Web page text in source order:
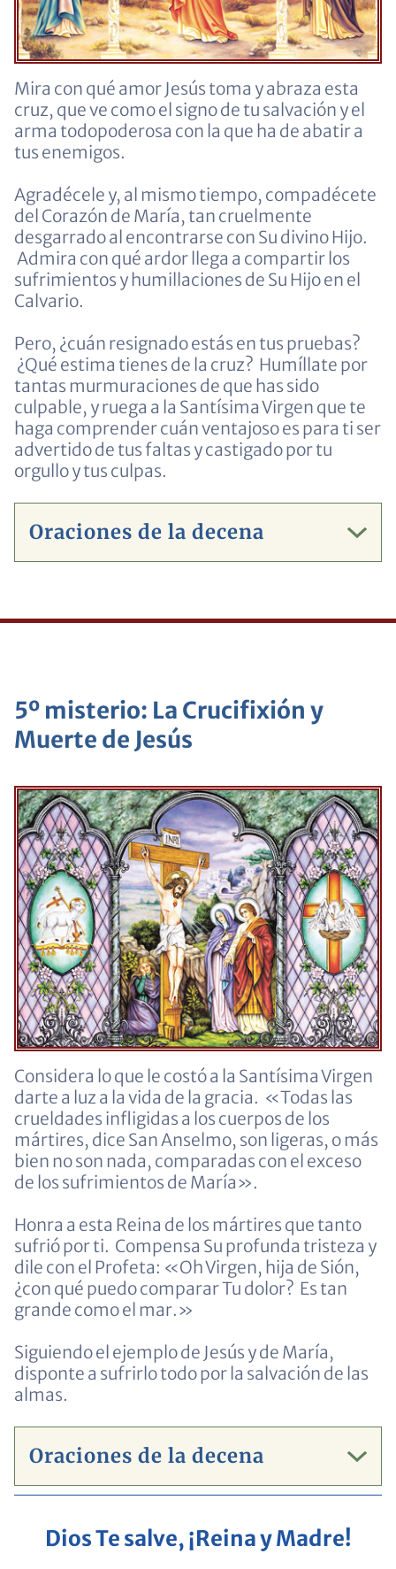
Mira con qué amor Jesús toma y abraza esta
cruz, que ve como el signo de tu salvación y el
arma todopoderosa con la que ha de abatir a
tus enemigos.
Agradécele y, al mismo tiempo, compadécete
del Corazón de María, tan cruelmente
desgarrado al encontrarse con Su divino Hijo.
Admira con qué ardor llega a compartir los
sufrimientos y humillaciones de Su Hijo en el
Calvario.
Pero, ¿cuán resignado estás en tus pruebas?
¿Qué estima tienes de la cruz? Humíllate por
tantas murmuraciones de que has sido
culpable, y ruega a la Santísima Virgen que te
haga comprender cuán ventajoso es para ti ser
advertido de tus faltas y castigado por tu
orgullo y tus culpas.
Oraciones de la decena
5º misterio: La Crucifixión y
Muerte de Jesús
Considera lo que le costó a la Santísima Virgen
darte a luz a la vida de la gracia. «Todas las
crueldades infligidas a los cuerpos de los
mártires, dice San Anselmo, son ligeras, o más
bien no son nada, comparadas con el exceso
de los sufrimientos de María».
Honra a esta Reina de los mártires que tanto
sufrió por ti. Compensa Su profunda tristeza y
dile con el Profeta: «Oh Virgen, hija de Sión,
¿con qué puedo comparar Tu dolor? Es tan
grande como el mar.»
Siguiendo el ejemplo de Jesús y de María,
disponte a sufrirlo todo por la salvación de las
almas.
Oraciones de la decena
Dios Te salve, ¡Reina y Madre!